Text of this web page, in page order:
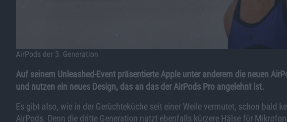
AirPods der 3. Generation
Auf seinem Unleashed-Event präsentierte Apple unter anderem die neuen
und nutzen ein neues Design, das an das der AirPods Pro angelehnt ist.
Es gibt also, wie in der Gerüchteküche seit einer Weile vermutet, schon bald
AirPods. Denn die dritte Generation nutzt ebenfalls kürzere Hälse für